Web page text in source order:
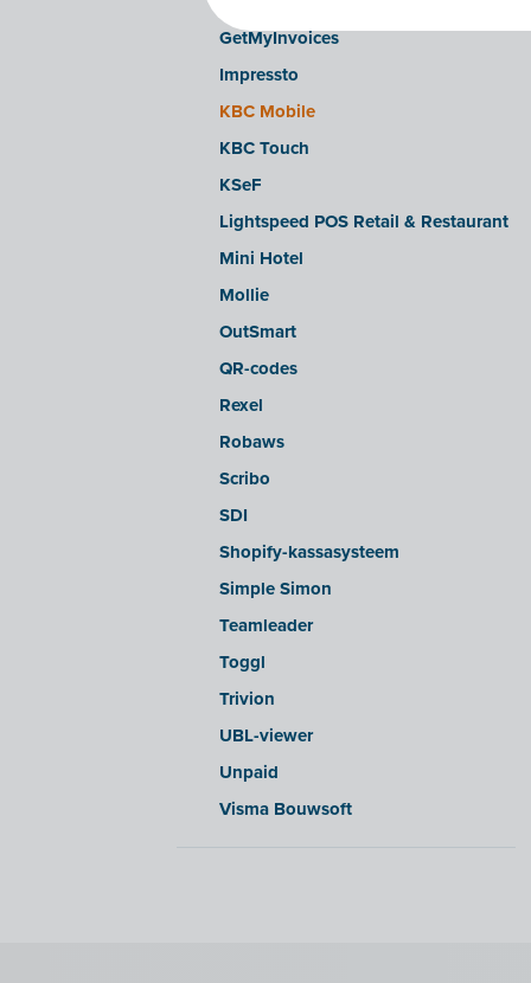
GetMyInvoices
Impressto
KBC Mobile
KBC Touch
KSeF
Lightspeed POS Retail & Restaurant
Mini Hotel
Mollie
OutSmart
QR-codes
Rexel
Robaws
Scribo
SDI
Shopify-kassasysteem
Simple Simon
Teamleader
Toggl
Trivion
UBL-viewer
Unpaid
Visma Bouwsoft